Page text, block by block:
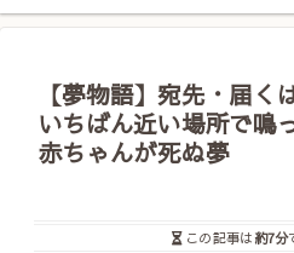
【夢物語】宛先・届く
いちばん近い場所で鳴
赤ちゃんが死ぬ夢
この記事は約7分